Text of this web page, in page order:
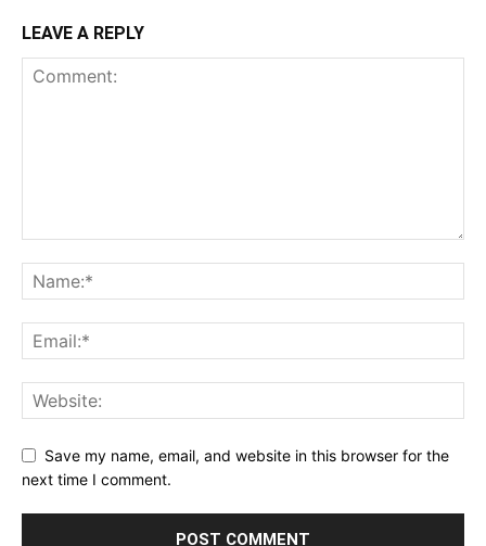
LEAVE A REPLY
Save my name, email, and website in this browser for the
next time I comment.